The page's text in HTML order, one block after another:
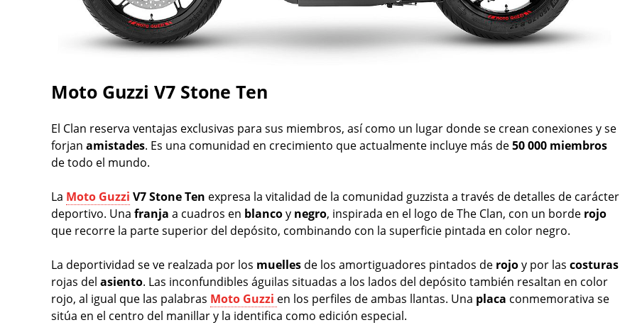
Moto Guzzi V7 Stone Ten
El Clan reserva ventajas exclusivas para sus miembros, así como un lugar donde se crean conexiones y se
forjan amistades. Es una comunidad en crecimiento que actualmente incluye más de50 000 miembros
de todo el mundo.
La Moto Guzzi V7 Stone Ten expresa la vitalidad de la comunidad guzzista a través de detalles de carácter
deportivo. Una franja a cuadros en blancoy negro, inspirada en el logo de The Clan, con un borde rojo
que recorre la parte superior del depósito, combinando con la superficie pintada en color negro.
La deportividad se ve realzada por los muelles de los amortiguadores pintados de rojoy por las costuras
rojas del asiento. Las inconfundibles águilas situadas a los lados del depósito también resaltan en color
rojo, al igual que las palabras Moto Guzzi en los perfiles de ambas llantas. Una placa conmemorativa se
sitúa en el centro del manillar y la identifica como edición especial.